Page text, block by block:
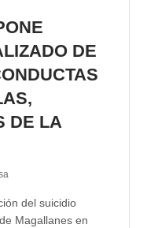
DE
DE LA
del suicidio
Magallanes en